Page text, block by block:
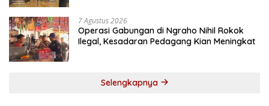
7 Agustus 2026
Operasi Gabungan di Ngraho Nihil Rokok
Ilegal, Kesadaran Pedagang Kian Meningkat
Selengkapnya